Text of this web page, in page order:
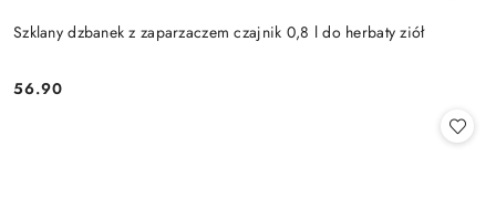
Szklany dzbanek z zaparzaczem czajnik 0,8 l do herbaty ziół
Cena:
56.90